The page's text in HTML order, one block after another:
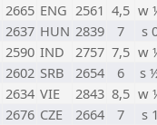
2665 ENG 2561 4,5 w
2637 HUN 2839 7
s
2590 IND 2757 7,5 w
2602 SRB 2654 6
s
2634 VIE 2843 8,5 w
2676 CZE 2664 7
s